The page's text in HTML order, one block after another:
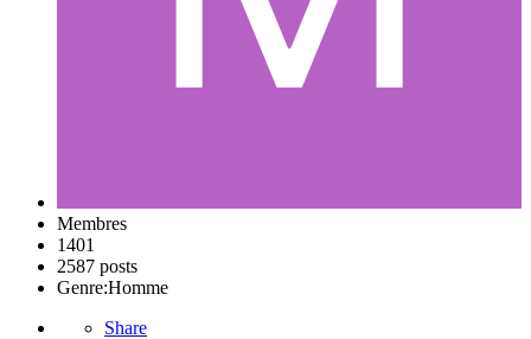
Membres
1401
2587 posts
Genre:Homme
Share